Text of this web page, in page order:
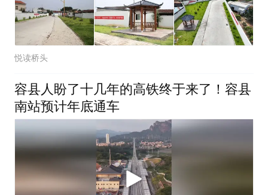
悦读桥头
容县人盼了十几年的高铁终于来了！容县
南站预计年底通车